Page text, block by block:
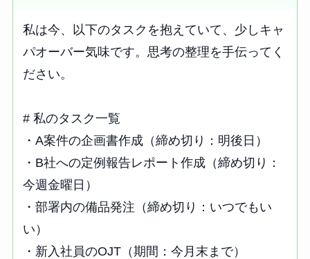
私は今、以下のタスクを抱えていて、少しキャ
パオーバー気味です。思考の整理を手伝ってく
ださい。
# 私のタスク一覧
・A案件の企画書作成（締め切り：明後日）
・B社への定例報告レポート作成（締め切り：
今週金曜日）
・部署内の備品発注（締め切り：いつでもい
い）
・新入社員のOJT（期間：今月末まで）